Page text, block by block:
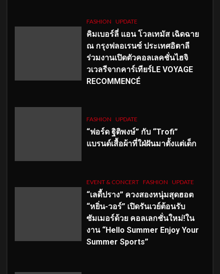
FASHION UPDATE
คิมเบอร์ลี่ แอน โวลเทมัส เฉิดฉาย
ณ กรุงฟลอเรนซ์ ประเทศอิตาลี
ร่วมงานเปิดตัวคอลเลคชั่นไฮจิ
วเวลรีจากคาร์เทียร์LE VOYAGE
RECOMMENCÉ
FASHION UPDATE
“ฟอร์ด ฐิติพงษ์” กับ “Trofi”
แบรนด์เสื้อผ้าที่ใฝ่ฝันมาตั้งแต่เด็ก
EVENT & CONCERT FASHION UPDATE
“เลดี้ปราง” ควงสองหนุ่มสุดฮอต
“หยิ่น-วอร์” เปิดรันเวย์ต้อนรับ
ซัมเมอร์ด้วย คอลเลกชั่นใหม่!ใน
งาน “Hello Summer Enjoy Your
Summer Sports”